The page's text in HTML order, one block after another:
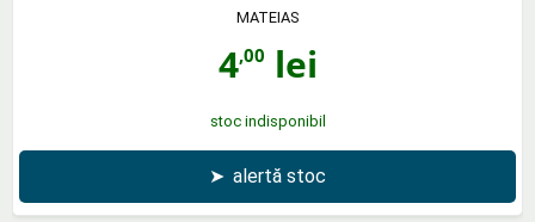
MATEIAS
4,00 lei
stoc indisponibil
➤ alertă stoc